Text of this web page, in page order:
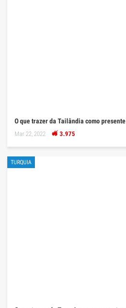
O que trazer da Tailândia como
Mar 22, 2022 3.975
TURQUIA